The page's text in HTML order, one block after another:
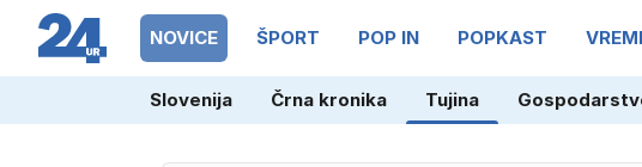
NOVICE ŠPORT POP IN POPKAST
Slovenija Črna kronika Tujina